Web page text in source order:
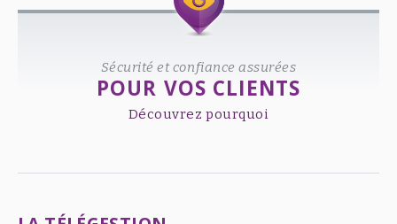
Sécurité et confiance assurées
POUR VOS CLIENTS
Découvrez pourquoi